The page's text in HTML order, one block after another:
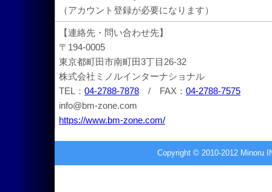
Copyright © 2010-2012 Minoru